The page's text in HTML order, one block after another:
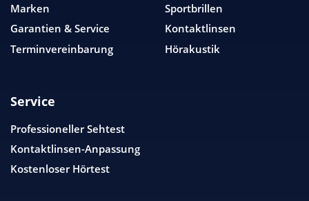
Marken
Garantien & Service
Terminvereinbarung
Sportbrillen
Kontaktlinsen
Hörakustik
Service
Professioneller Sehtest
Kontaktlinsen-Anpassung
Kostenloser Hörtest